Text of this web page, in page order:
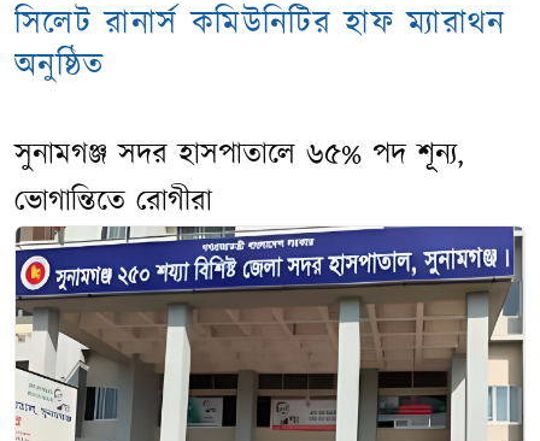
সিলেট রানার্স কমিউনিটির হাফ ম্যারাথন
অনুষ্ঠিত
সুনামগঞ্জ সদর হাসপাতালে ৬৫% পদ শূন্য,
ভোগান্তিতে রোগীরা